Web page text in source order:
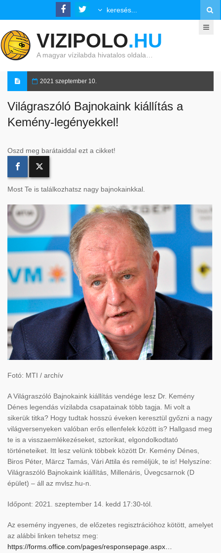
VIZIPOLO.HU
A magyar vízilabda hivatalos oldala…
2021 szeptember 10.
Világraszóló Bajnokaink kiállítás a
Kemény-legényekkel!
Oszd meg barátaiddal ezt a cikket!
Most Te is találkozhatsz nagy bajnokainkkal.
Fotó: MTI / archív
A Világraszóló Bajnokaink kiállítás vendége lesz Dr. Kemény
Dénes legendás vízilabda csapatainak több tagja. Mi volt a
sikerük titka? Hogy tudtak hosszú éveken keresztül győzni a nagy
világversenyeken valóban erős ellenfelek között is? Hallgasd meg
te is a visszaemlékezéseket, sztorikat, elgondolkodtató
történeteiket. Itt lesz velünk többek között Dr. Kemény Dénes,
Biros Péter, Märcz Tamás, Vári Attila és reméljük, te is! Helyszíne:
Világraszóló Bajnokaink kiállítás, Millenáris, Üvegcsarnok (D
épület) – áll az mvlsz.hu-n.
Időpont: 2021. szeptember 14. kedd 17:30-tól.
Az esemény ingyenes, de előzetes regisztrációhoz kötött, amelyet
az alábbi linken tehetsz meg:
https://forms.office.com/pages/responsepage.aspx…